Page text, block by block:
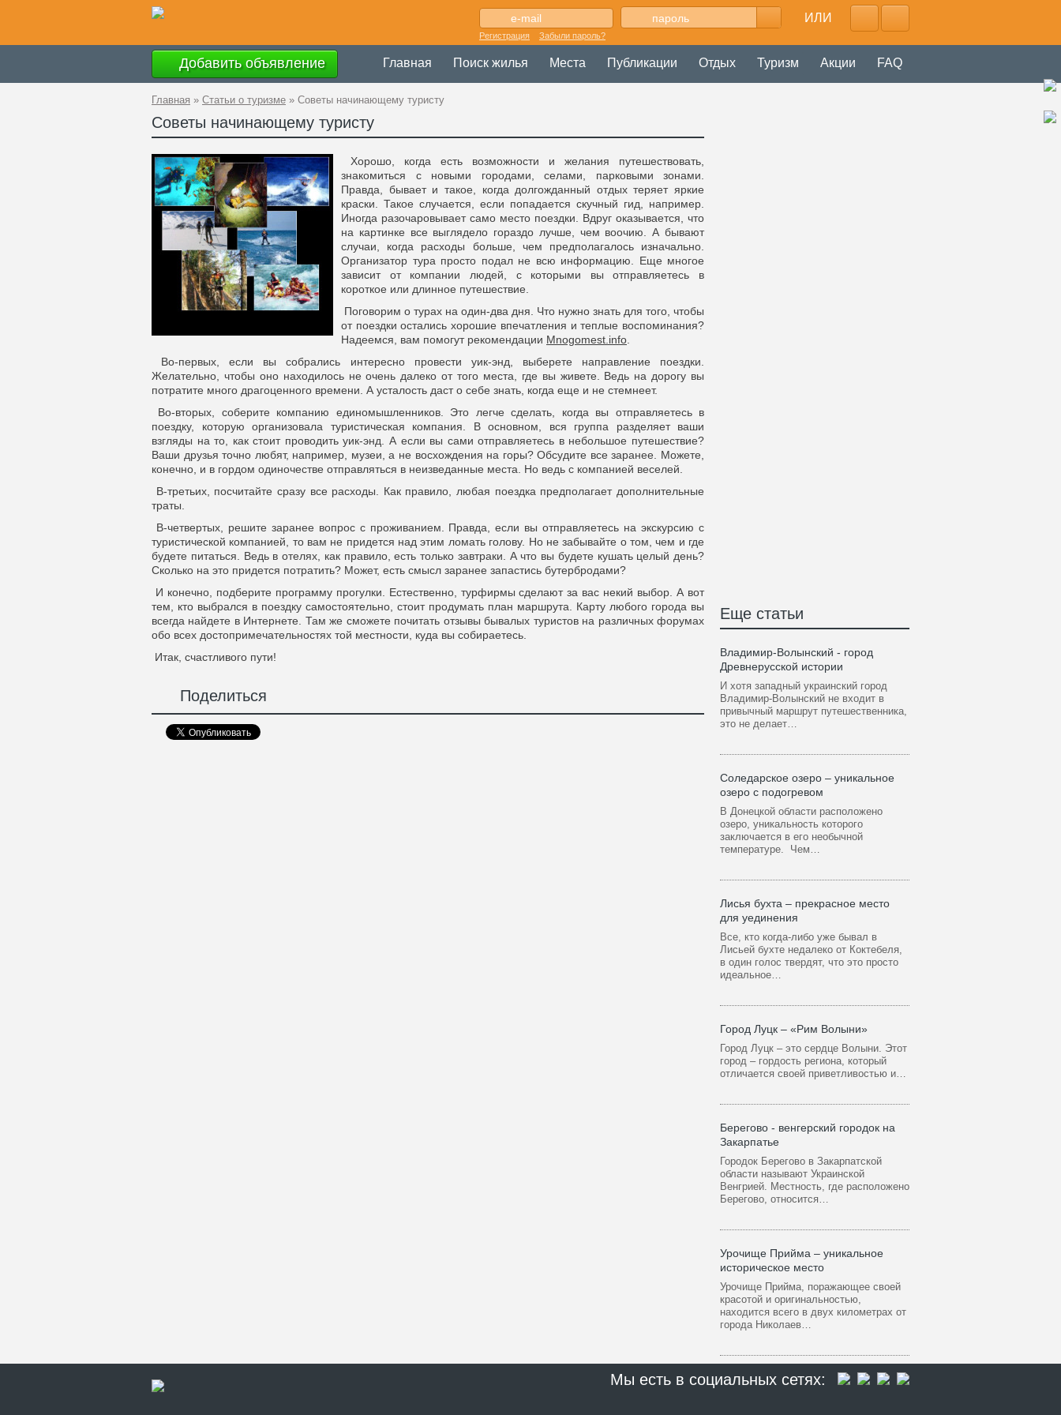
ИЛИ
Регистрация Забыли пароль?
Добавить объявление Главная Поиск жилья Места Публикации Отдых Туризм Акции FAQ
Главная » Статьи о туризме » Советы начинающему туристу
Советы начинающему туристу
Хорошо, когда есть возможности и желания путешествовать,
знакомиться с новыми городами, селами, парковыми зонами.
Правда, бывает и такое, когда долгожданный отдых теряет яркие
краски. Такое случается, если попадается скучный гид, например.
Иногда разочаровывает само место поездки. Вдруг оказывается, что
на картинке все выглядело гораздо лучше, чем воочию. А бывают
случаи, когда расходы больше, чем предполагалось изначально.
Организатор тура просто подал не всю информацию. Еще многое
зависит от компании людей, с которыми вы отправляетесь в
короткое или длинное путешествие.
Поговорим о турах на один-два дня. Что нужно знать для того, чтобы
от поездки остались хорошие впечатления и теплые воспоминания?
Надеемся, вам помогут рекомендации Mnogomest.info
Во-первых, если вы собрались интересно провести уик-энд, выберете направление поездки.
Желательно, чтобы оно находилось не очень далеко от того места, где вы живете. Ведь на дорогу вы
потратите много драгоценного времени. А усталость даст о себе знать, когда еще и не стемнеет.
Во-вторых, соберите компанию единомышленников. Это легче сделать, когда вы отправляетесь в
поездку, которую организовала туристическая компания. В основном, вся группа разделяет ваши
взгляды на то, как стоит проводить уик-энд. А если вы сами отправляетесь в небольшое путешествие?
Ваши друзья точно любят, например, музеи, а не восхождения на горы? Обсудите все заранее. Можете,
конечно, и в гордом одиночестве отправляться в неизведанные места. Но ведь с компанией веселей.
В-третьих, посчитайте сразу все расходы. Как правило, любая поездка предполагает дополнительные
траты.
В-четвертых, решите заранее вопрос с проживанием. Правда, если вы отправляетесь на экскурсию с
туристической компанией, то вам не придется над этим ломать голову. Но не забывайте о том, чем и где
будете питаться. Ведь в отелях, как правило, есть только завтраки. А что вы будете кушать целый день?
Сколько на это придется потратить? Может, есть смысл заранее запастись бутербродами?
И конечно, подберите программу прогулки. Естественно, турфирмы сделают за вас некий выбор. А вот
тем, кто выбрался в поездку самостоятельно, стоит продумать план маршрута. Карту любого города вы
всегда найдете в Интернете. Там же сможете почитать отзывы бывалых туристов на различных форумах
обо всех достопримечательностях той местности, куда вы собираетесь.
Итак, счастливого пути!
Поделиться
Еще статьи
Владимир-Волынский - город
Древнерусской истории
И хотя западный украинский город
Владимир-Волынский не входит в
привычный маршрут путешественника,
это не делает…
Соледарское озеро – уникальное
озеро с подогревом
В Донецкой области расположено
озеро, уникальность которого
заключается в его необычной
температуре. Чем…
Лисья бухта – прекрасное место
для уединения
Все, кто когда-либо уже бывал в
Лисьей бухте недалеко от Коктебеля,
в один голос твердят, что это просто
идеальное…
Город Луцк – «Рим Волыни»
Город Луцк – это сердце Волыни. Этот
город – гордость региона, который
отличается своей приветливостью и…
Берегово - венгерский городок на
Закарпатье
Городок Берегово в Закарпатской
области называют Украинской
Венгрией. Местность, где расположено
Берегово, относится…
Урочище Прийма – уникальное
историческое место
Урочище Прийма, поражающее своей
красотой и оригинальностью,
находится всего в двух километрах от
города Николаев…
Мы есть в социальных сетях: